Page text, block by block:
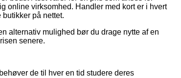
online virksomhed. Handler med kort er i hvert
på nettet.
alternativ mulighed bør du drage nytte af en
senere.
de til hver en tid studere deres